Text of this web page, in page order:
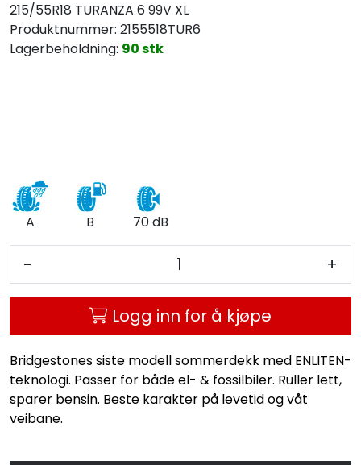
215/55R18 TURANZA 6 99V XL
Produktnummer: 2155518TUR6
Lagerbeholdning: 90 stk
A B 70 dB
- +
Logg inn for å kjøpe
Bridgestones siste modell sommerdekk med ENLITEN-
teknologi. Passer for både el- & fossilbiler. Ruller lett,
sparer bensin. Beste karakter på levetid og våt
veibane.